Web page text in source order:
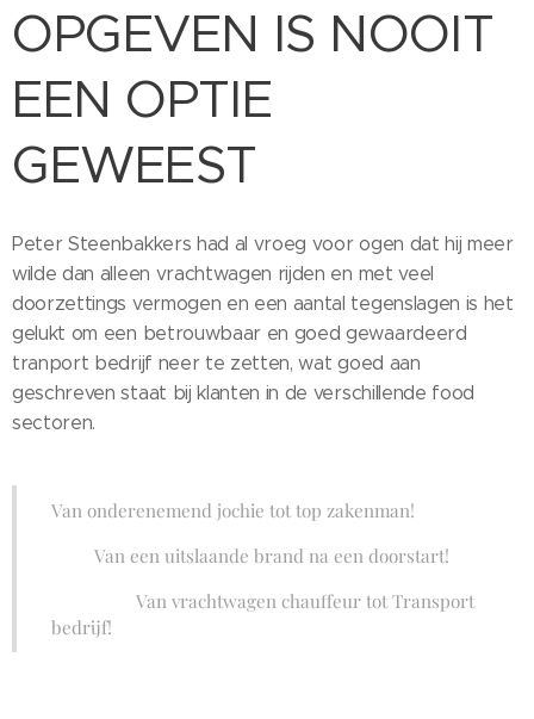
OPGEVEN IS NOOIT
EEN OPTIE
GEWEEST
Peter Steenbakkers had al vroeg voor ogen dat hij meer
wilde dan alleen vrachtwagen rijden en met veel
doorzettings vermogen en een aantal tegenslagen is het
gelukt om een betrouwbaar en goed gewaardeerd
tranport bedrijf neer te zetten, wat goed aan
geschreven staat bij klanten in de verschillende food
sectoren.
Van onderenemend jochie tot top zakenman!
Van een uitslaande brand na een doorstart!
Van vrachtwagen chauffeur tot Transport
bedrijf!